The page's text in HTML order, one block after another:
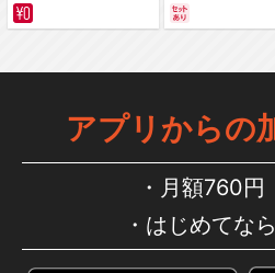
アプリからの
月額760円
はじめてな